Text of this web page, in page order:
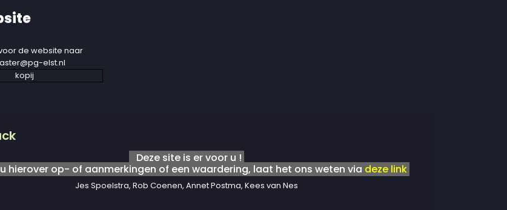
de website naar
elst.nl
Deze site is er voor u !
hierover op- of aanmerkingen of een waardering, laat het ons weten via deze link
Jes Spoelstra, Rob Coenen, Annet Postma, Kees van Nes